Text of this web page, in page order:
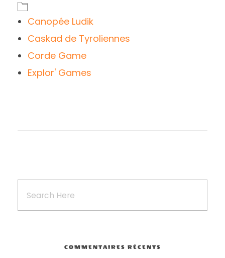
Canopée Ludik
Caskad de Tyroliennes
Corde Game
Explor' Games
COMMENTAIRES RÉCENTS